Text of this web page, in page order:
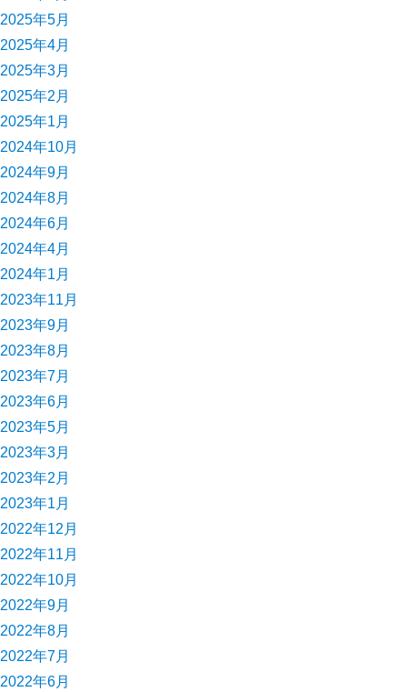
2025年5月
2025年4月
2025年3月
2025年2月
2025年1月
2024年10月
2024年9月
2024年8月
2024年6月
2024年4月
2024年1月
2023年11月
2023年9月
2023年8月
2023年7月
2023年6月
2023年5月
2023年3月
2023年2月
2023年1月
2022年12月
2022年11月
2022年10月
2022年9月
2022年8月
2022年7月
2022年6月